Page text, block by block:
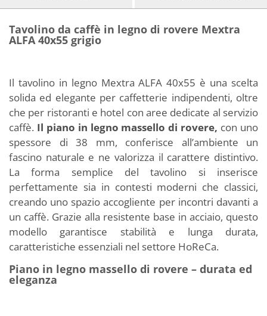
Tavolino da caffè in legno di rovere Mextra
ALFA 40x55 grigio
Il tavolino in legno Mextra ALFA 40x55 è una scelta
solida ed elegante per caffetterie indipendenti, oltre
che per ristoranti e hotel con aree dedicate al servizio
caffè. Il piano in legno massello di rovere, con uno
spessore di 38 mm, conferisce all’ambiente un
fascino naturale e ne valorizza il carattere distintivo.
La forma semplice del tavolino si inserisce
perfettamente sia in contesti moderni che classici,
creando uno spazio accogliente per incontri davanti a
un caffè. Grazie alla resistente base in acciaio, questo
modello garantisce stabilità e lunga durata,
caratteristiche essenziali nel settore HoReCa.
Piano in legno massello di rovere – durata ed
eleganza